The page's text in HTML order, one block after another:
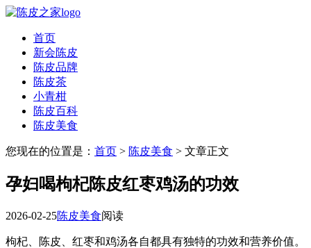
首页
新会陈皮
陈皮品牌
陈皮茶
小青柑
陈皮百科
陈皮美食
您现在的位置是： 首页 > 陈皮美食 > 文章正文
孕妇喝枸杞陈皮红枣鸡汤的功效
2026-02-25陈皮美食阅读
枸杞、陈皮、红枣和鸡汤各自都具有独特的功效和营养价值。